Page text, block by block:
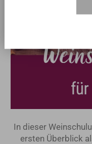
In dieser
ersten Überblick